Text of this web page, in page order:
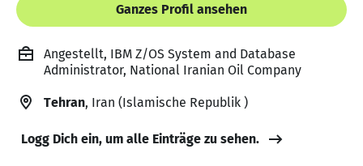
Ganzes Profil ansehen
Angestellt, IBM Z/OS System and Database
Administrator, National Iranian Oil Company
Tehran, Iran (Islamische Republik )
Logg Dich ein, um alle Einträge zu sehen.